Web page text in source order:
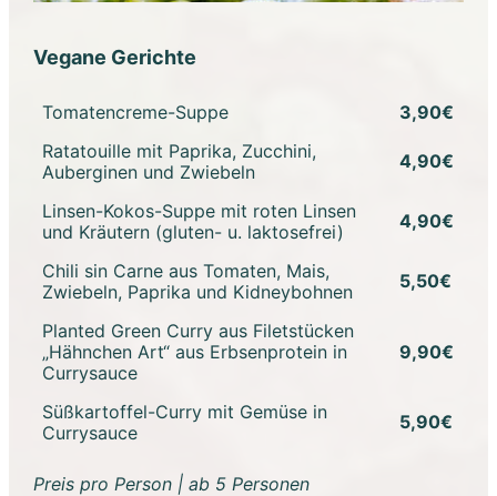
Vegane Gerichte
Tomatencreme-Suppe
3,90€
Ratatouille mit Paprika, Zucchini,
Auberginen und Zwiebeln
4,90€
Linsen-Kokos-Suppe mit roten Linsen
und Kräutern (gluten- u. laktosefrei)
4,90€
Chili sin Carne aus Tomaten, Mais,
Zwiebeln, Paprika und Kidneybohnen
5,50€
Planted Green Curry aus Filetstücken
„Hähnchen Art“ aus Erbsenprotein in
Currysauce
9,90€
Süßkartoffel-Curry mit Gemüse in
Currysauce
5,90€
Preis pro Person | ab 5 Personen